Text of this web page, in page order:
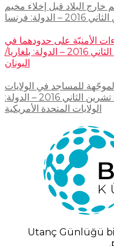
خارج البلاد قبل إخلاء مخيم
فرنسا
الأمنيّة على حدودهما في
مواجهة اللاجئين. التاريخ: تشرين الثاني 2016 – الدولة: بلغاريا/
اليونان
للمساجد في الولايات
المتحدة الأمريكية التاريخ: تشرين الثاني 2016 – الدولة:
الولايات المتحدة الأمريكية